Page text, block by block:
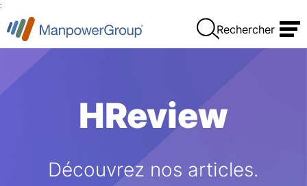
:
Rechercher
HReview
Découvrez nos articles.